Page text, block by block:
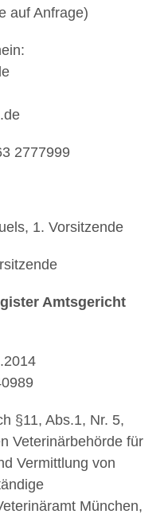
auf Anfrage)
1. Vorsitzende
Amtsgericht
§11, Abs.1, Nr. 5,
Veterinärbehörde für
Vermittlung von
München,